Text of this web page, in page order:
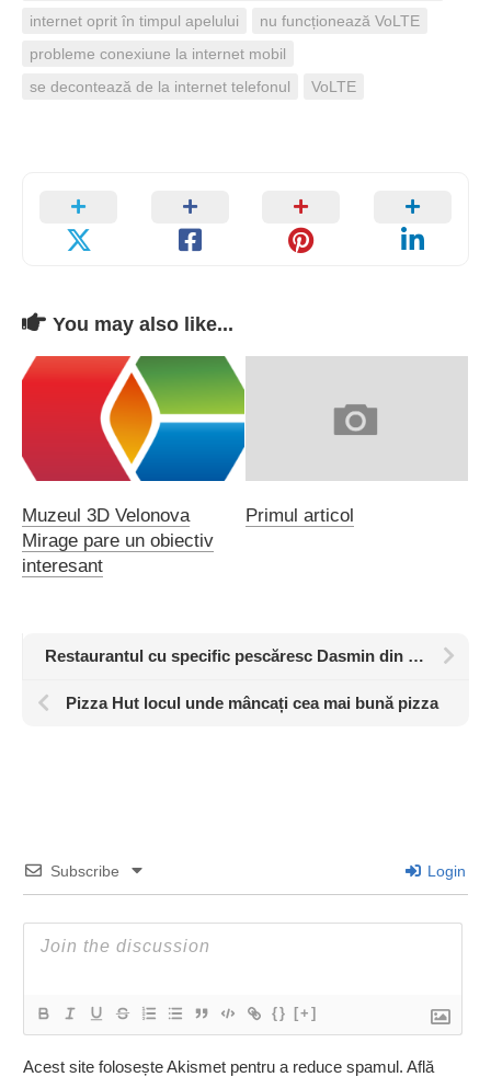
internet oprit în timpul apelului
nu funcționează VoLTE
probleme conexiune la internet mobil
se decontează de la internet telefonul
VoLTE
You may also like...
Muzeul 3D Velonova
Mirage pare un obiectiv
interesant
Primul articol
Restaurantul cu specific pescăresc Dasmin din Brașov
Pizza Hut locul unde mâncați cea mai bună pizza
Subscribe Login
{} [+]
Acest site folosește Akismet pentru a reduce spamul. Află